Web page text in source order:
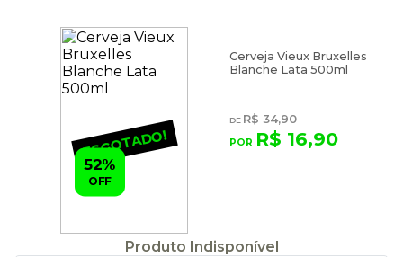
ESGOTADO!
Cerveja Vieux Bruxelles
Blanche Lata 500ml
R$ 34,90
R$ 16,90
52%
OFF
Produto Indisponível